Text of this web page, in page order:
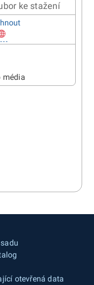
ke stažení
média
otevřená data